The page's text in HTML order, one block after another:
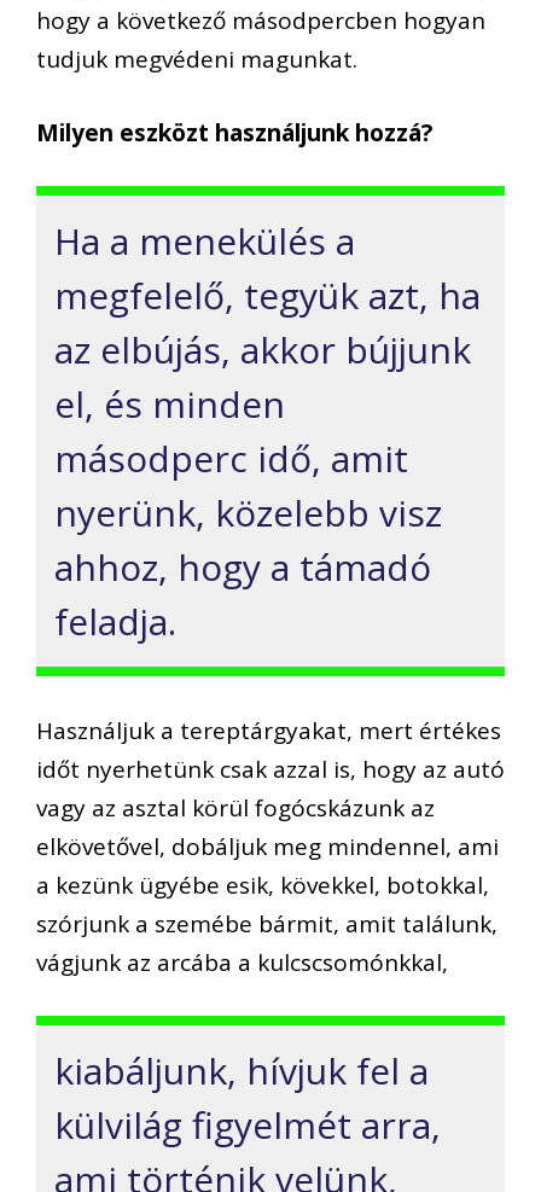
hogy a következő másodpercben hogyan
tudjuk megvédeni magunkat.
Milyen eszközt használjunk hozzá?
Ha a menekülés a
megfelelő, tegyük azt, ha
az elbújás, akkor bújjunk
el, és minden
másodperc idő, amit
nyerünk, közelebb visz
ahhoz, hogy a támadó
feladja.
Használjuk a tereptárgyakat, mert értékes
időt nyerhetünk csak azzal is, hogy az autó
vagy az asztal körül fogócskázunk az
elkövetővel, dobáljuk meg mindennel, ami
a kezünk ügyébe esik, kövekkel, botokkal,
szórjunk a szemébe bármit, amit találunk,
vágjunk az arcába a kulcscsomónkkal,
kiabáljunk, hívjuk fel a
külvilág figyelmét arra,
ami történik velünk,